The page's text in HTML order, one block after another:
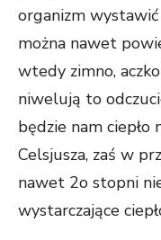
organizm wystawić
można nawet
wtedy zimno,
niwelują to
będzie nam
Celsjusza, zaś w
nawet 2o stopni
wystarczające